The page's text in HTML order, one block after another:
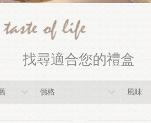
找尋適合您的禮盒